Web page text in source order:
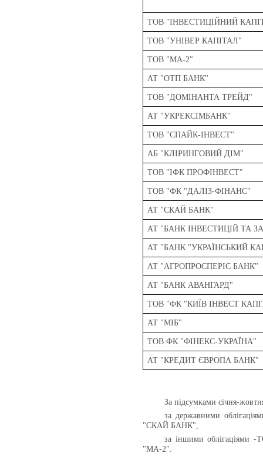
ТОВ "ІНВЕСТИЦІЙНИЙ
ТОВ "УНІВЕР КАПІТАЛ"
ТОВ "МА-2"
АТ "ОТП БАНК"
ТОВ "ДОМІНАНТА ТРЕЙД"
АТ "УКРЕКСІМБАНК"
ТОВ "СПАЙК-ІНВЕСТ"
АБ "КЛІРИНГОВИЙ ДІМ"
ТОВ "ІФК ПРОФІНВЕСТ"
ТОВ "ФК "ДАЛІЗ-ФІНАНС"
АТ "СКАЙ БАНК"
АТ "БАНК ІНВЕСТИЦІЙ ТА
АТ "БАНК "УКРАЇНСЬКИЙ
АТ "АГРОПРОСПЕРІС БАНК"
АТ "БАНК АВАНГАРД"
ТОВ "ФК "КИЇВ ІНВЕСТ
АТ "МІБ"
ТОВ ФК "ФІНЕКС-УКРАЇНА"
АТ "КРЕДИТ ЄВРОПА БАНК"
За підсумками січня-
за державними
"СКАЙ БАНК",
за іншими
"МА-2".